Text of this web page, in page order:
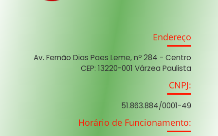
Endereço
Av. Fernão Dias Paes Leme, nº 284 - Centro
CEP: 13220-001 Várzea Paulista
CNPJ:
51.863.884/0001-49
Horário de Funcionamento: